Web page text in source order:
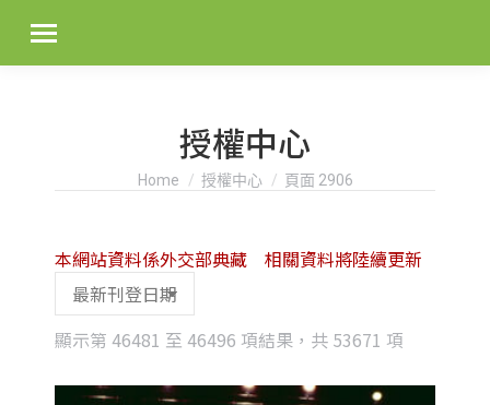
授權中心
You are here:
Home 授權中心 頁面 2906
顯示第 46481 至 46496 項結果，共 53671 項
latest
本網站資料係外交部典藏 相關資料將陸續更新